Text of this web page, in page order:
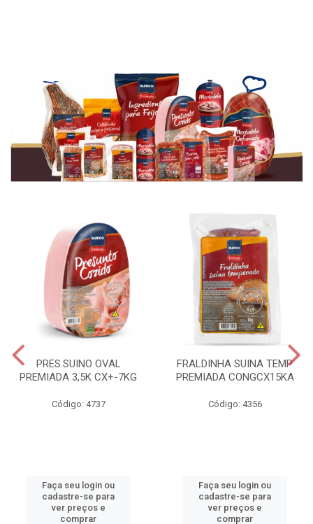
PRES.SUINO OVAL
PREMIADA 3,5K CX+-7KG
Código: 4737
Faça seu login ou
cadastre-se para
ver preços e
comprar
FRALDINHA SUINA TEMP
PREMIADA CONGCX15KA
Código: 4356
Faça seu login ou
cadastre-se para
ver preços e
comprar